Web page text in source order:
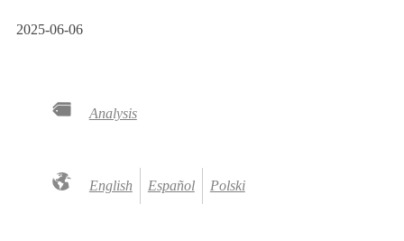
2025-06-06
Analysis
English Español Polski